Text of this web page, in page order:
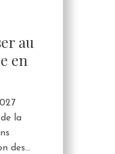
au
en
la
des...